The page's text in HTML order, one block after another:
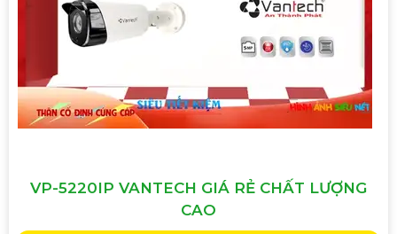
VP-5220IP VANTECH GIÁ RẺ CHẤT LƯỢNG
CAO